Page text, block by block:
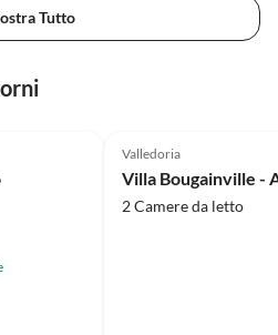
Tutto
Valledoria
2 Camere da letto